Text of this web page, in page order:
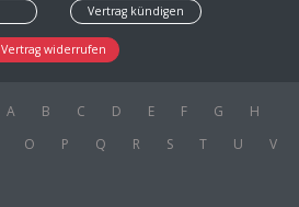
Vertrag kündigen
Vertrag widerrufen
A B C D E F G
H
O P Q R S T U
V